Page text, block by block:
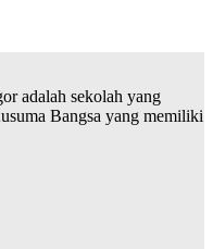
adalah sekolah yang
Bangsa yang memiliki